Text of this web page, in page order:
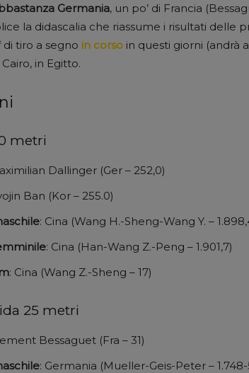
Germania, un po’ di Francia
la didascalia che riassume i risultati delle
di tiro a segno in corso in questi giorni (andrà
in Egitto.
metri
Dallinger (Ger – 252,0)
Ban (Kor – 255.0)
: Cina (Wang H.-Sheng-Wang Y. –
: Cina (Han-Wang Z.-Peng – 1.901,7)
: Cina (Wang Z.-Sheng – 17)
25 metri
Bessaguet (Fra – 31)
: Germania (Mueller-Geis-Peter – 1.748-